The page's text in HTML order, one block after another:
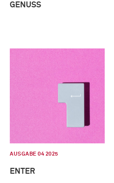
GENUSS
AUSGABE 04 2025
ENTER